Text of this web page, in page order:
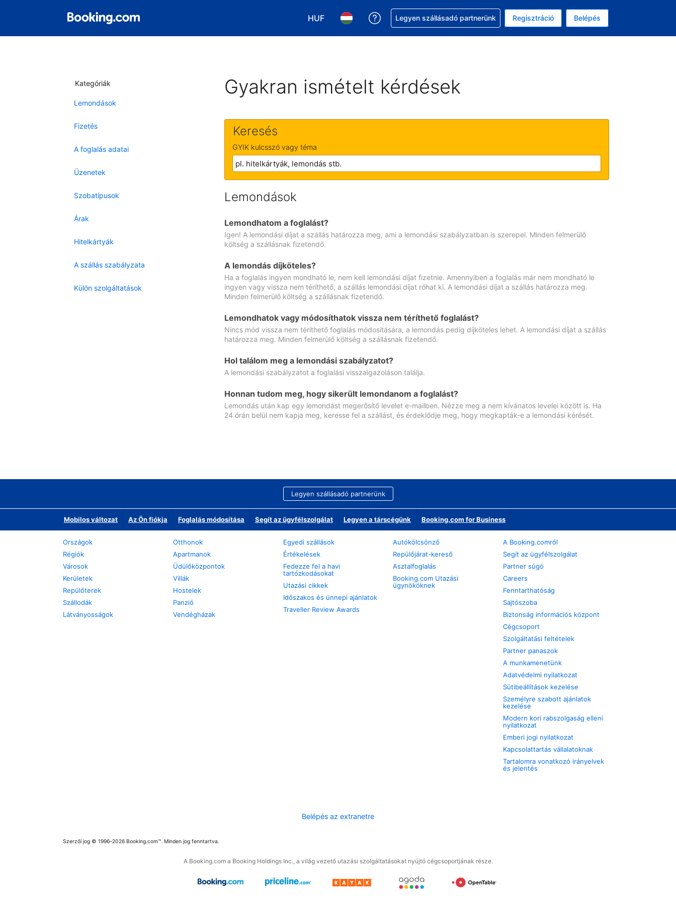
HUF
Válasszon pénznemet. Jelenlegi kiválasztott pénznem: magyar forint
Válasszon nyelvet. Jelenleg kiválasztott nyelv: Magyar
Segítség a foglalással
Legyen szállásadó partnerünk Regisztráció Belépés
Kategóriák
Lemondások
Fizetés
A foglalás adatai
Üzenetek
Szobatípusok
Árak
Hitelkártyák
A szállás szabályzata
Külön szolgáltatások
Gyakran ismételt kérdések
Keresés
GYIK kulcsszó vagy téma
Lemondások
Lemondhatom a foglalást?
Igen! A lemondási díjat a szállás határozza meg, ami a lemondási szabályzatban is szerepel. Minden felmerülő
költség a szállásnak fizetendő.
A lemondás díjköteles?
Ha a foglalás ingyen mondható le, nem kell lemondási díjat fizetnie. Amennyiben a foglalás már nem mondható le
ingyen vagy vissza nem téríthető, a szállás lemondási díjat róhat ki. A lemondási díjat a szállás határozza meg.
Minden felmerülő költség a szállásnak fizetendő.
Lemondhatok vagy módosíthatok vissza nem téríthető foglalást?
Nincs mód vissza nem téríthető foglalás módosítására, a lemondás pedig díjköteles lehet. A lemondási díjat a szállás
határozza meg. Minden felmerülő költség a szállásnak fizetendő.
Hol találom meg a lemondási szabályzatot?
A lemondási szabályzatot a foglalási visszaigazoláson találja.
Honnan tudom meg, hogy sikerült lemondanom a foglalást?
Lemondás után kap egy lemondást megerősítő levelet e-mailben. Nézze meg a nem kívánatos levelei között is. Ha
24 órán belül nem kapja meg, keresse fel a szállást, és érdeklődje meg, hogy megkapták-e a lemondási kérését.
Legyen szállásadó partnerünk
Mobilos változat Az Ön fiókja Foglalás módosítása Segít az ügyfélszolgálat Legyen a társcégünk Booking.com for Business
Országok
Régiók
Városok
Kerületek
Repülőterek
Szállodák
Látványosságok
Otthonok
Apartmanok
Üdülőközpontok
Villák
Hostelek
Panzió
Vendégházak
Egyedi szállások
Értékelések
Fedezze fel a havi
tartózkodásokat
Utazási cikkek
Időszakos és ünnepi ajánlatok
Traveller Review Awards
Autókölcsönző
Repülőjárat-kereső
Asztalfoglalás
Booking.com Utazási
ügynököknek
A Booking.comról
Segít az ügyfélszolgálat
Partner súgó
Careers
Fenntarthatóság
Sajtószoba
Biztonság információs központ
Cégcsoport
Szolgáltatási feltételek
Partner panaszok
A munkamenetünk
Adatvédelmi nyilatkozat
Sütibeállítások kezelése
Személyre szabott ajánlatok
kezelése
Modern kori rabszolgaság elleni
nyilatkozat
Emberi jogi nyilatkozat
Kapcsolattartás vállalatoknak
Tartalomra vonatkozó irányelvek
és jelentés
Belépés az extranetre
Szerzői jog © 1996–2026 Booking.com™. Minden jog fenntartva.
A Booking.com a Booking Holdings Inc., a világ vezető utazási szolgáltatásokat nyújtó cégcsoportjának része.